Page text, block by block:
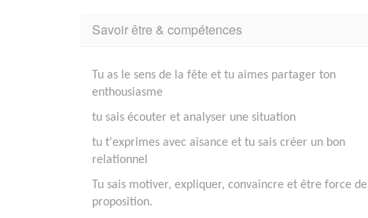
Savoir être & compétences
Tu as le sens de la fête et tu aimes partager ton
enthousiasme
tu sais écouter et analyser une situation
tu t'exprimes avec aisance et tu sais créer un bon
relationnel
Tu sais motiver, expliquer, convaincre et être force de
proposition.